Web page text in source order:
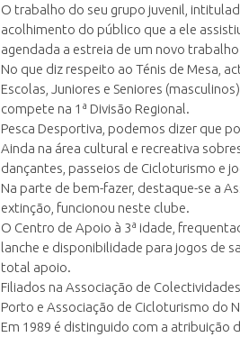
O trabalho do seu grupo juvenil,
acolhimento do público que a ele
agendada a estreia de um novo
No que diz respeito ao Ténis de Mesa,
Escolas, Juniores e Seniores
compete na 1ª Divisão Regional.
Pesca Desportiva, podemos dizer que
Ainda na área cultural e recreativa
dançantes, passeios de Cicloturismo e
Na parte de bem-fazer, destaque-se a
extinção, funcionou neste clube.
O Centro de Apoio à 3ª idade,
lanche e disponibilidade para jogos de
total apoio.
Filiados na Associação de
Porto e Associação de Cicloturismo do
Em 1989 é distinguido com a atribuição